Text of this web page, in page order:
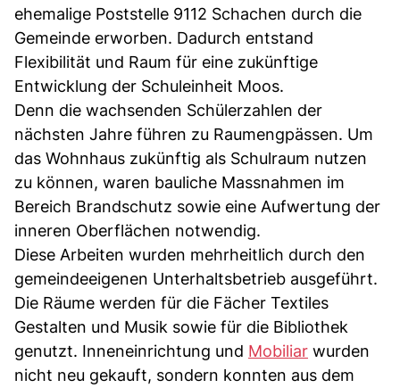
ehemalige Poststelle 9112 Schachen durch die
Gemeinde erworben. Dadurch entstand
Flexibilität und Raum für eine zukünftige
Entwicklung der Schuleinheit Moos.
Denn die wachsenden Schülerzahlen der
nächsten Jahre führen zu Raumengpässen. Um
das Wohnhaus zukünftig als Schulraum nutzen
zu können, waren bauliche Massnahmen im
Bereich Brandschutz sowie eine Aufwertung der
inneren Oberflächen notwendig.
Diese Arbeiten wurden mehrheitlich durch den
gemeindeeigenen Unterhaltsbetrieb ausgeführt.
Die Räume werden für die Fächer Textiles
Gestalten und Musik sowie für die Bibliothek
genutzt. Inneneinrichtung und Mobiliar wurden
nicht neu gekauft, sondern konnten aus dem